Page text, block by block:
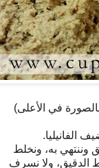
في الأعلى)
الفانيليا.
وننتهي به، ونخلط
الدقيق، ولا نسرف